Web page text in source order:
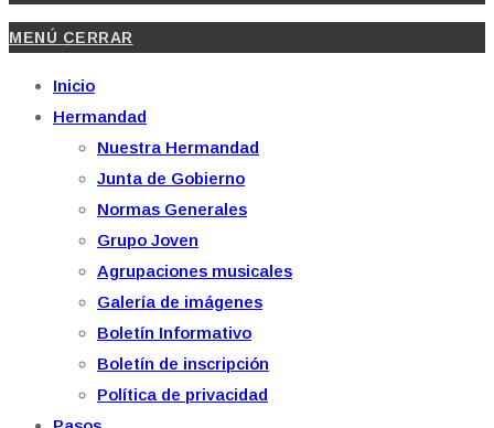
MENÚ CERRAR
Inicio
Hermandad
Nuestra Hermandad
Junta de Gobierno
Normas Generales
Grupo Joven
Agrupaciones musicales
Galería de imágenes
Boletín Informativo
Boletín de inscripción
Política de privacidad